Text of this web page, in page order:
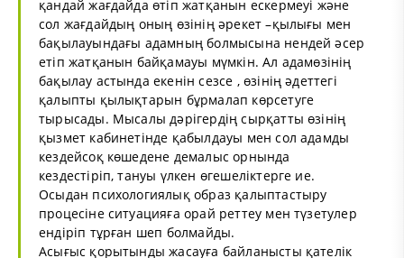
қандай жағдайда өтіп жатқанын ескермеуі және
сол жағдайдың оның өзінің әрекет –қылығы мен
бақылауындағы адамның болмысына нендей әсер
етіп жатқанын байқамауы мүмкін. Ал адамөзінің
бақылау астында екенін сезсе , өзінің әдеттегі
қалыпты қылықтарын бұрмалап көрсетуге
тырысады. Мысалы дәрігердің сырқатты өзінің
қызмет кабинетінде қабылдауы мен сол адамды
кездейсоқ көшедене демалыс орнында
кездестіріп, тануы үлкен өгешеліктерге ие.
Осыдан психологиялық образ қалыптастыру
процесіне ситуацияға орай реттеу мен түзетулер
ендіріп тұрған шеп болмайды.
Асығыс қорытынды жасауға байланысты қателік